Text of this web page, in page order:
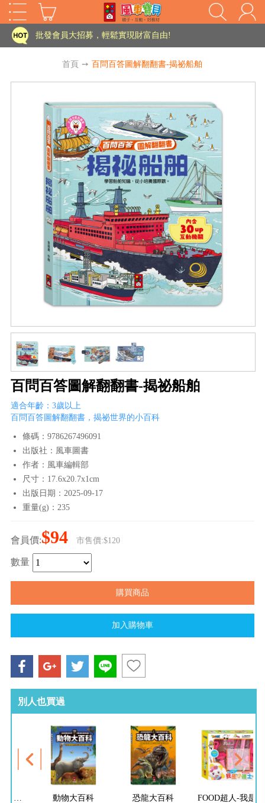
HOT
批發會員大招募，輕鬆實現財富自由!
老師您好!!幼教會員火熱招募中~
海外購物免煩惱！點我查看『海外購物流程說明』
批發會員大招募，輕鬆實現財富自由!
老師您好!!幼教會員火熱招募中~
海外購物免煩惱！點我查看『海外購物流程說明』
首頁 ➙ 百問百答圖解翻翻書-揭祕船舶
百問百答圖解翻翻書-揭祕船舶
適合年齡：3歲以上
百問百答圖解翻翻書，揭祕世界的小百科
條碼：9786267496091
出版社：風車圖書
作者：風車編輯部
尺寸：17.6x20.7x1cm
出版日期：2025-09-17
重量(g)：235
會員價:$94 市售價:$120
數量
別人也買過
恐龍大百科